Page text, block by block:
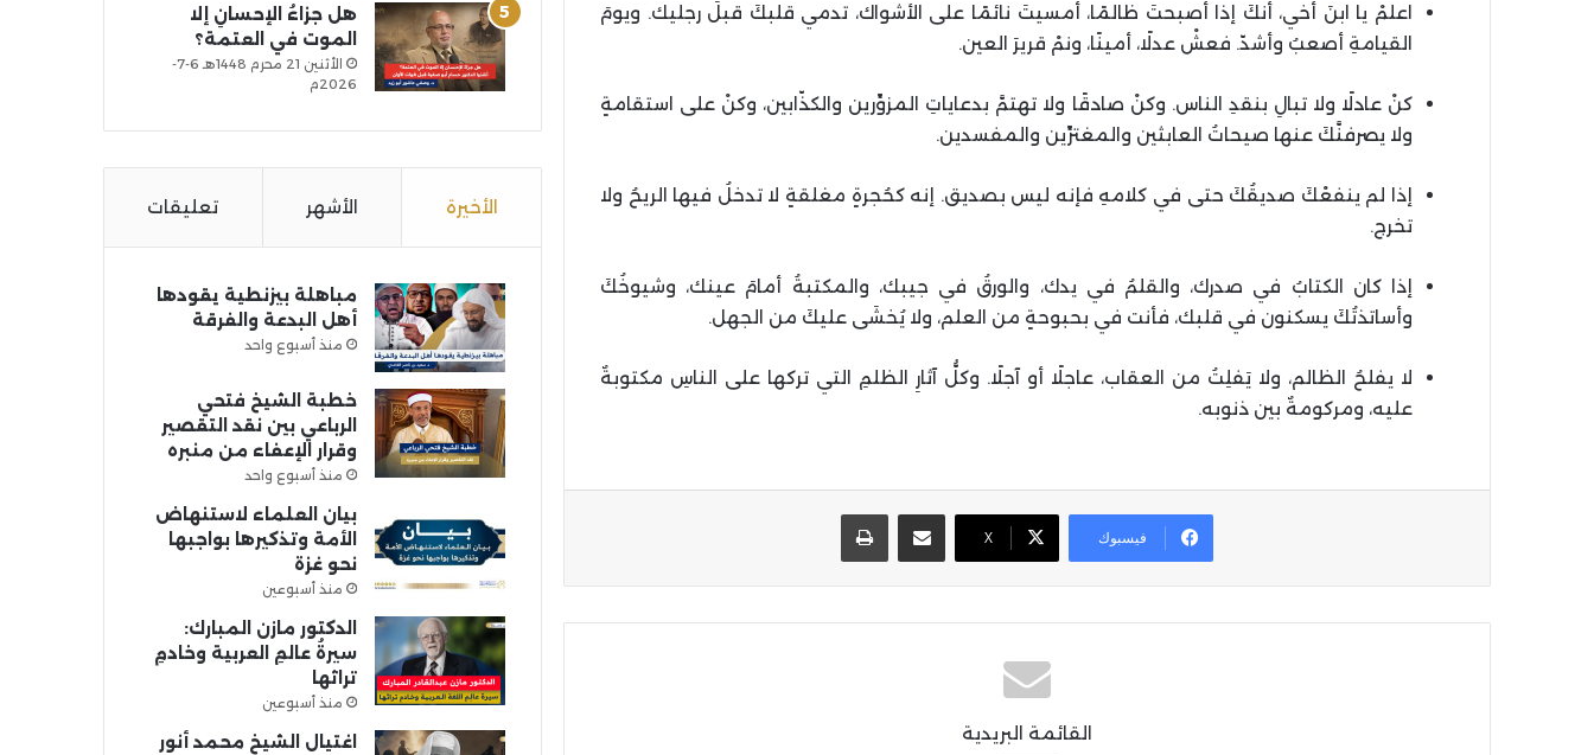
اعلمْ يا ابنَ أخي، أنكَ إذا أصبحتَ ظالمًا، أمسيتَ نائمًا على الأشواك، تدمي قلبكَ قبلَ رجليك. ويومَ
القيامةِ أصعبُ وأشدّ. فعشْ عدلًا، أمينًا، ونمْ قريرَ العين.
كنْ عادلًا ولا تبالِ بنقدِ الناس. وكنْ صادقًا ولا تهتمَّ بدعاياتِ المزوِّرين والكذّابين، وكنْ على استقامةٍ
ولا يصرفنَّكَ عنها صيحاتُ العابثين والمغترِّين والمفسدين.
إذا لم ينفعْكَ صديقُكَ حتى في كلامهِ فإنه ليس بصديق. إنه كحُجرةٍ مغلقةٍ لا تدخلُ فيها الريحُ ولا
تخرج.
إذا كان الكتابُ في صدرك، والقلمُ في يدك، والورقُ في جيبك، والمكتبةُ أمامَ عينك، وشيوخُكَ
وأساتذتُكَ يسكنون في قلبك، فأنت في بحبوحةٍ من العلم، ولا يُخشَى عليكَ من الجهل.
لا يفلحُ الظالم، ولا يَفلِتُ من العقاب، عاجلًا أو آجلًا. وكلُّ آثارِ الظلمِ التي تركها على الناسِ مكتوبةٌ
عليه، ومركومةٌ بين ذنوبه.
فيسبوك X
مشاركة عبر البريد
القائمة البريدية
هل جزاءُ الإحسانِ إلا
الموت في العتمة؟
الأثنين 21 محرم 1448هـ 6-7-
2026م
الأخيرة الأشهر تعليقات
مباهلة بيزنطية يقودها
أهل البدعة والفرقة
منذ أسبوع واحد
خطبة الشيخ فتحي
الرباعي بين نقد التقصير
وقرار الإعفاء من منبره
منذ أسبوع واحد
بيان العلماء لاستنهاض
الأمة وتذكيرها بواجبها
نحو غزة
منذ أسبوعين
الدكتور مازن المبارك:
سيرةُ عالمِ العربية وخادمِ
تراثها
منذ أسبوعين
اغتيال الشيخ محمد أنور